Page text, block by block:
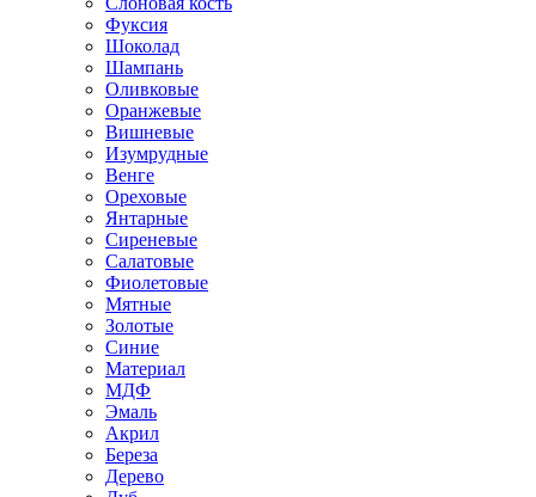
Фуксия
Шоколад
Шампань
Оливковые
Оранжевые
Вишневые
Изумрудные
Венге
Ореховые
Янтарные
Сиреневые
Салатовые
Фиолетовые
Мятные
Золотые
Синие
Материал
МДФ
Эмаль
Акрил
Береза
Дерево